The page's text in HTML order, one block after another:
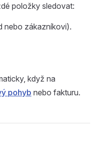
položky sledovat:
nebo zákazníkovi).
když na
pohyb nebo fakturu.